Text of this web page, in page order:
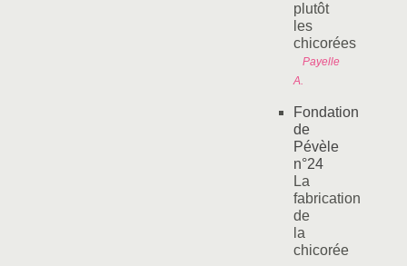
plutôt
les
chicorées
Payelle
A.
Fondation
de
Pévèle
n°24
La
fabrication
de
la
chicorée